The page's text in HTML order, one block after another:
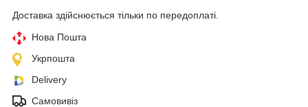
Доставка здійснюється тільки по передоплаті.
Нова Пошта
Укрпошта
Delivery
Самовивіз